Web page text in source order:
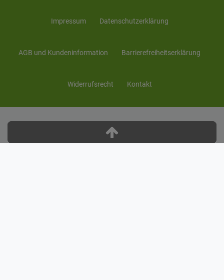
Impressum Daten­schutz­erklärung
AGB und Kunden­information Barrierefreiheitserklärung
Widerrufs­recht Kontakt